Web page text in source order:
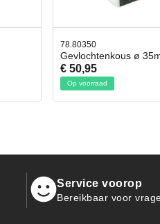
42.59551
Bit- en Doppenset
€ 19,95
Op voorraad
Service voorop
Bereikbaar voor